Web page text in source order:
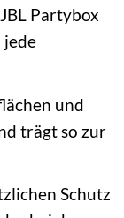
Partybox
jede
und
trägt so zur
Schutz